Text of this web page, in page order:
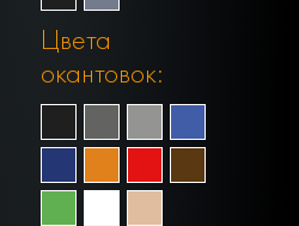
Цвета
окантовок: